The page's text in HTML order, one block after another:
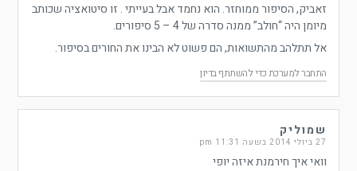
זאביק, הסיפור ממוחזר. הוא נחמד אבל בעייתי . זו סיטואציה שכותב
מיומן היה “חולב” ממנה סדרה של 4 – 5 סיפורים.
אל תתלהב מהתשואות, הם פשוט לא הבינו את החורים בסיפור.
התחבר למערכת כדי להשתתף בדיון
שמוליק
27 ביולי 2014 בשעה 11:31 pm
וואי איך חירמנת איזה יופי